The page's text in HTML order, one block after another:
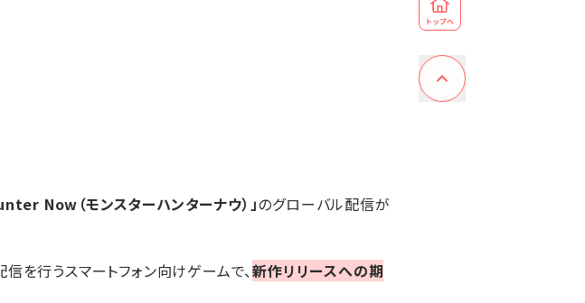
Now（モンスターハンターナウ）」のグローバル配信が
を行うスマートフォン向けゲームで、新作リリースへの期